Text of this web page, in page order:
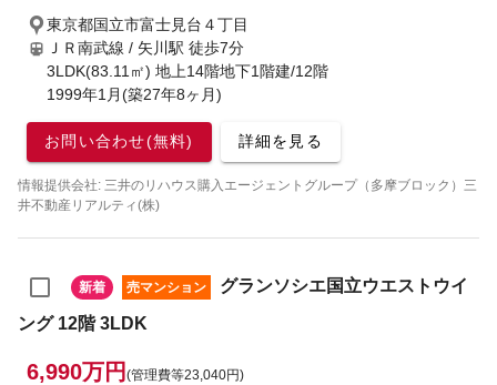
東京都国立市富士見台４丁目
ＪＲ南武線 / 矢川駅 徒歩7分
3LDK(83.11㎡) 地上14階地下1階建/12階
1999年1月(築27年8ヶ月)
お問い合わせ(無料) 詳細を見る
情報提供会社: 三井のリハウス購入エージェントグループ（多摩ブロック）三
井不動産リアルティ(株)
新着 売マンション
グランソシエ国立ウエストウイ
ング 12階 3LDK
6,990万円 (管理費等23,040円)